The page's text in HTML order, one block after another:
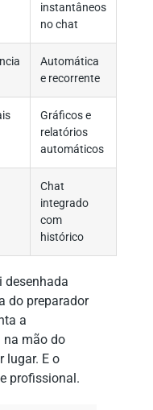
instantâneos
no chat
Automática
e recorrente
Gráficos e
relatórios
automáticos
Chat
integrado
com
histórico
desenhada
do preparador
a
na mão do
lugar. E o
profissional.